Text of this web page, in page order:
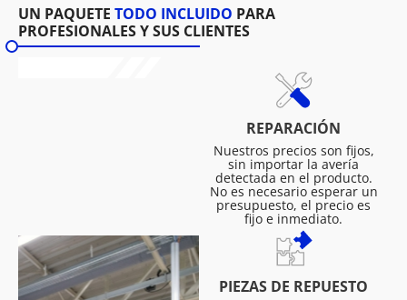
UN PAQUETE TODO INCLUIDO PARA
PROFESIONALES Y SUS CLIENTES
REPARACIÓN
Nuestros precios son fijos,
sin importar la avería
detectada en el producto.
No es necesario esperar un
presupuesto, el precio es
fijo e inmediato.
PIEZAS DE REPUESTO